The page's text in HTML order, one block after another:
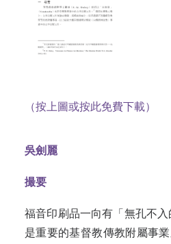
（按上圖或按此免費下載）
吳劍麗
撮要
福音印刷品一向有「無孔不
是重要的基督教傳教附屬事